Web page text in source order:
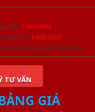
đến 1.000.000đ
lớn hơn 3.000.000đ
khoản thành viên thân thiết
TƯ VẤN
GIÁ